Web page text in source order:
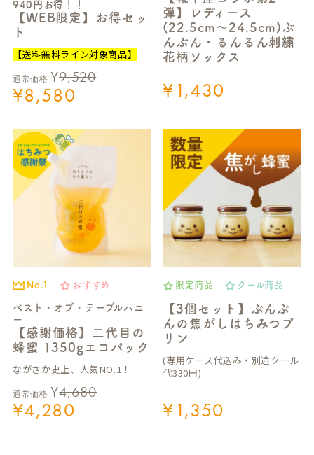
940円お得！！
【WEB限定】お得セッ
ト
【送料無料ライン対象商品】
通常価格 ¥9,520
¥8,580
弾】レディース
(22.5cm～24.5cm)ぶ
んぶん・るんるん刺繍
花柄ソックス
¥1,430
No.1 おすすめ
ベスト・オブ・テーブルハニ
ー
【感謝価格】二代目の
蜂蜜 1350gエコパック
ながさか史上、人気NO.1！
通常価格 ¥4,680
¥4,280
限定商品 クール商品
【3個セット】ぶんぶ
んの焦がしはちみつプ
リン
(専用ケース代込み・別途クール
代330円)
¥1,350